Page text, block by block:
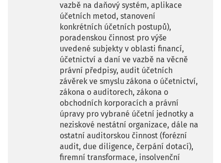
vazbě na daňový systém, aplikace
účetních metod, stanovení
konkrétních účetních postupů),
poradenskou činnost pro výše
uvedené subjekty v oblasti financí,
účetnictví a daní ve vazbě na věcně
právní předpisy, audit účetních
závěrek ve smyslu zákona o účetnictví,
zákona o auditorech, zákona o
obchodních korporacích a právní
úpravy pro vybrané účetní jednotky a
neziskové nestátní organizace, dále na
ostatní auditorskou činnost (forézní
audit, due diligence, čerpání dotací),
firemní transformace, insolvenční